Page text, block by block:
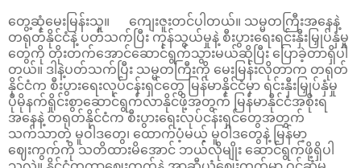
တွေ့ဆုံမေးမြန်းသူ။ ကျေးဇူးတင်ပါတယ်။ သမ္မတကြီးအနေနဲ့
တရုတ်နိုင်ငံနဲ့ ပတ်သက်ပြီး ကုန်သွယ်မှုနဲ့ စီးပွားရေးရင်းနှီးမြှုပ်နှံမှု
တွေကို တိုးတက်အောင်ဆောင်ရွက်သွားမယ်ဆိုပြီး ပြောခဲ့တာရှိပါ
တယ်။ ဒါနဲ့ပတ်သက်ပြီး သမ္မတကြီးကို မေးမြန်းလိုတာက တရုတ်
နိုင်ငံက စီးပွားရေးလုပ်ငန်းရှင်တွေ မြန်မာနိုင်ငံမှာ ရင်းနှီးမြှုပ်နှံမှု
ပိုမိုနက်ရှိုင်းစွာဆောင်ရွက်လာနိုင်ဖို့အတွက် မြန်မာနိုင်ငံအစိုးရ
အနေနဲ့ တရုတ်နိုင်ငံက စီးပွားရေးလုပ်ငန်းရှင်တွေအတွက်
သက်သာတဲ့ မူဝါဒတွေ၊ ထောက်ပံ့မယ့် မူဝါဒတွေနဲ့ မြန်မာ့
ဈေးကွက်ကို သတိထားမိအောင် ဘယ်လိုမျိုး ဆောင်ရွက်ဖို့ရှိပါ